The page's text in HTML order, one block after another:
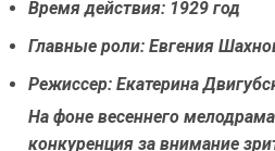
Время действия: 1929 год
Главные роли: Евгения
Режиссер: Екатерина
На фоне весеннего
конкуренция за внимание